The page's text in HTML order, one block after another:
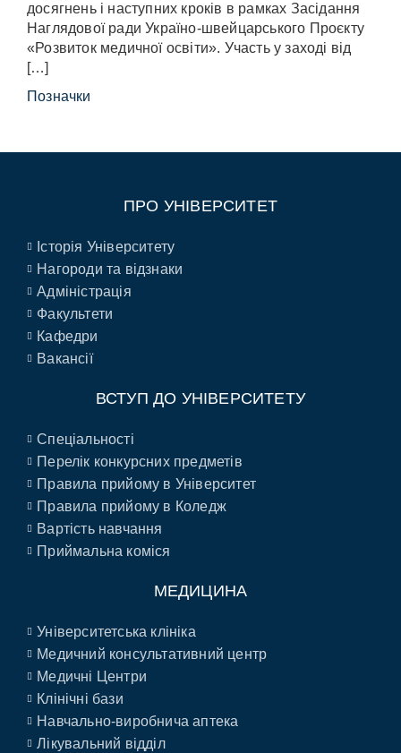
досягнень і наступних кроків в рамках Засідання
Наглядової ради Україно-швейцарського Проєкту
«Розвиток медичної освіти». Участь у заході від
[…]
Позначки
ПРО УНІВЕРСИТЕТ
Історія Університету
Нагороди та відзнаки
Адміністрація
Факультети
Кафедри
Вакансії
ВСТУП ДО УНІВЕРСИТЕТУ
Спеціальності
Перелік конкурсних предметів
Правила прийому в Університет
Правила прийому в Коледж
Вартість навчання
Приймальна коміся
МЕДИЦИНА
Університетська клініка
Медичний консультативний центр
Медичні Центри
Клінічні бази
Навчально-виробнича аптека
Лікувальний відділ